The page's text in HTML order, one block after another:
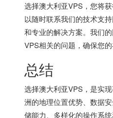
选择澳大利亚VPS，您将
以随时联系我们的技术支
和专业的解决方案。我们
VPS相关的问题，确保您的
总结
选择澳大利亚VPS，是实
洲的地理位置优势、数据
储能力、多样化的操作系